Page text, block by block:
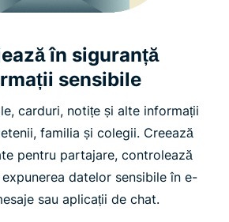
în siguranță
sensibile
carduri, notițe și alte informații
familia și colegii. Creează
pentru partajare, controlează
datelor sensibile în e-
sau aplicații de chat.